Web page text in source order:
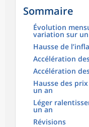
Sommaire
Évolution
variation sur un
Hausse de
Accélération
Accélération
Hausse des
un an
Léger
un an
Révisions